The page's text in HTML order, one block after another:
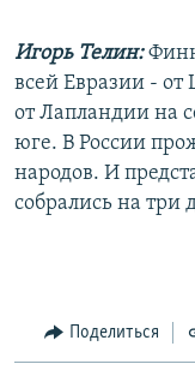
Игорь Телин:
всей Евразии -
от Лапландии на
юге. В России
народов. И
собрались на три
Поделиться